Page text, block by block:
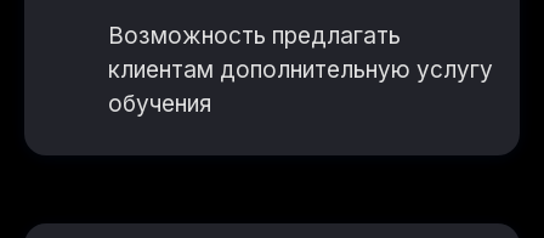
Возможность предлагать
клиентам дополнительную услугу
обучения